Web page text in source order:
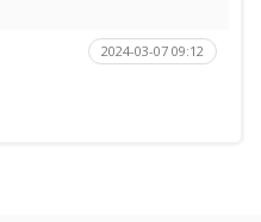
2024-03-07 09:12